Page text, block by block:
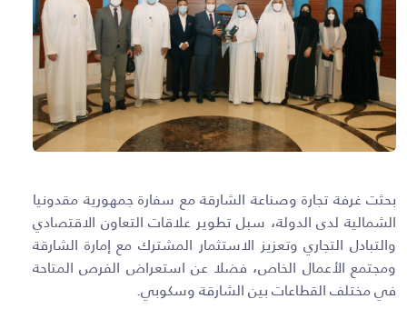
بحثت غرفة تجارة وصناعة الشارقة مع سفارة جمهورية مقدونيا
الشمالية لدى الدولة، سبل تطوير علاقات التعاون الاقتصادي
والتبادل التجاري وتعزيز الاستثمار المشترك مع إمارة الشارقة
ومجتمع الأعمال الخاص، فضلا عن استعراض الفرص المتاحة
في مختلف القطاعات بين الشارقة وسكوبي.